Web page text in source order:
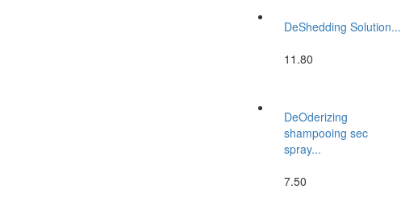
DeShedding Solution...
11.80
DeOderizing
shampooing sec
spray...
7.50